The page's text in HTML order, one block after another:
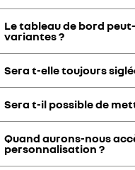
comportera bien
Vous pourrez choisir parmi
stream de mars (replay
Society). Si vous optez
mesure, un choix beaucoup
Le tableau de bord
variantes ?
Le tableau de bord sera
seront disponibles. Vous
personnalisable si vous
personnalisation sur-mesure.
Sera t-elle toujours
Il sera possible d’apposer le
souhaitez.
Sera t-il possible de
Des stickers seront bien en
R5 Turbo 3E.
Quand aurons-nous
personnalisation ?